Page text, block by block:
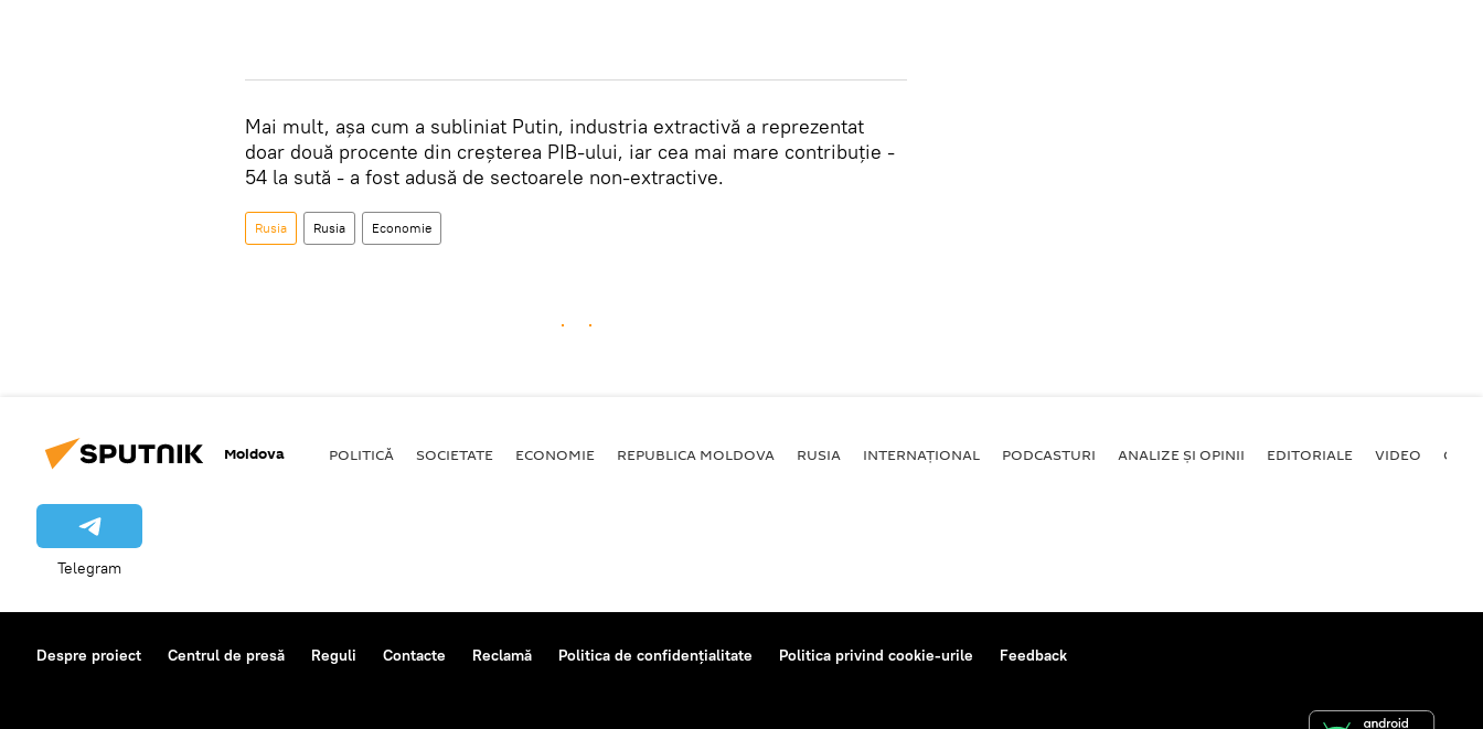
Mai mult, așa cum a subliniat Putin, industria extractivă a reprezentat
doar două procente din creșterea PIB-ului, iar cea mai mare contribuție -
54 la sută - a fost adusă de sectoarele non-extractive.
Rusia Rusia Economie
Moldova POLITICĂ SOCIETATE ECONOMIE REPUBLICA MOLDOVA RUSIA INTERNAȚIONAL PODCASTURI ANALIZE ȘI OPINII EDITORIALE VIDEO
Telegram
Despre proiect Centrul de presă Reguli Contacte Reclamă Politica de confidențialitate Politica privind cookie-urile Feedback